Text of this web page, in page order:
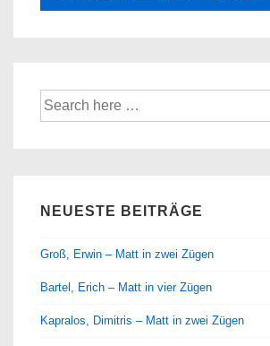
Suche
nach:
NEUESTE BEITRÄGE
Groß, Erwin – Matt in zwei Zügen
Bartel, Erich – Matt in vier Zügen
Kapralos, Dimitris – Matt in zwei Zügen